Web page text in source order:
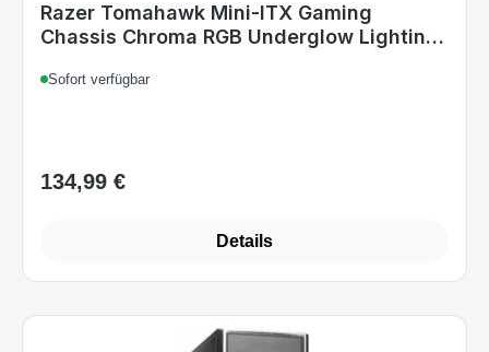
Razer Tomahawk Mini-ITX Gaming
Chassis Chroma RGB Underglow Lighting
Sofort verfügbar
Regulärer Preis:
134,99 €
Details